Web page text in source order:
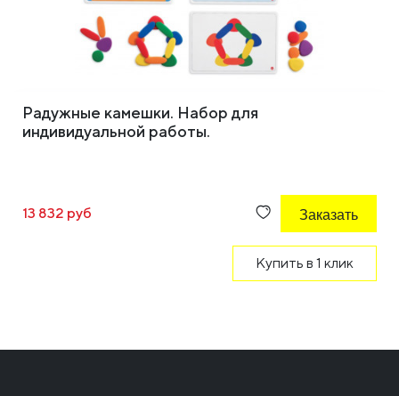
Радужные камешки. Набор для
индивидуальной работы.
13 832 руб Заказать
Купить в 1 клик